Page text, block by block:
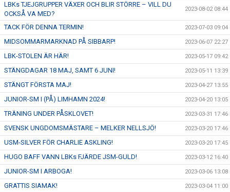
LBKs TJEJGRUPPER VÄXER OCH BLIR STÖRRE – VILL DU
OCKSÅ VA MED?
2023-08-02 08:44
TACK FÖR DENNA TERMIN! 2023-07-03 09:04
MIDSOMMARMARKNAD PÅ SIBBARP! 2023-06-07 22:27
LBK-STOLEN ÄR HÄR! 2023-05-17 09:42
STÄNGDAGAR 18 MAJ, SAMT 6 JUNI! 2023-05-11 13:39
STÄNGT FÖRSTA MAJ! 2023-04-27 13:55
JUNIOR-SM I (PÅ) LIMHAMN 2024! 2023-04-20 13:05
TRÄNING UNDER PÅSKLOVET! 2023-03-31 17:46
SVENSK UNGDOMSMÄSTARE – MELKER NELLSJÖ! 2023-03-20 17:46
USM-SILVER FÖR CHARLIE ASKLING! 2023-03-20 17:45
HUGO BAFF VANN LBKs FJÄRDE JSM-GULD! 2023-03-12 16:40
JUNIOR-SM I ARBOGA! 2023-03-06 13:08
GRATTIS SIAMAK! 2023-03-04 11:00